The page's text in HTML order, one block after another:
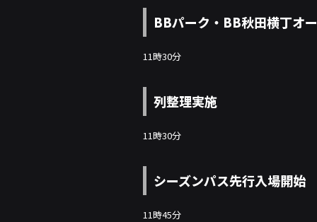
BBパーク・BB秋田横丁オ
11時30分
列整理実施
11時30分
シーズンパス先行入場開始
11時45分